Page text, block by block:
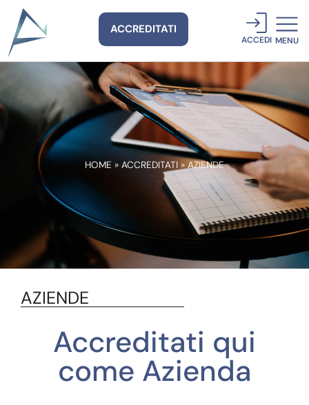
ACCREDITATI
ACCEDI MENU
HOME » ACCREDITATI » AZIENDE
AZIENDE
Accreditati qui
come Azienda